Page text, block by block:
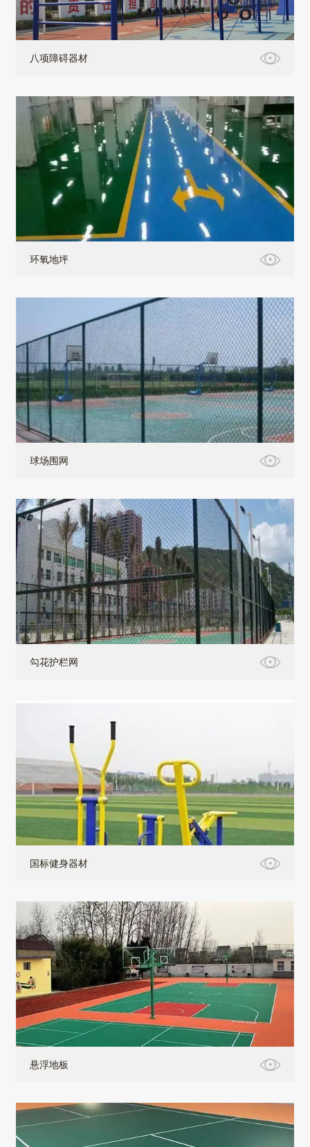
八项障碍器材
环氧地坪
球场围网
勾花护栏网
国标健身器材
悬浮地板